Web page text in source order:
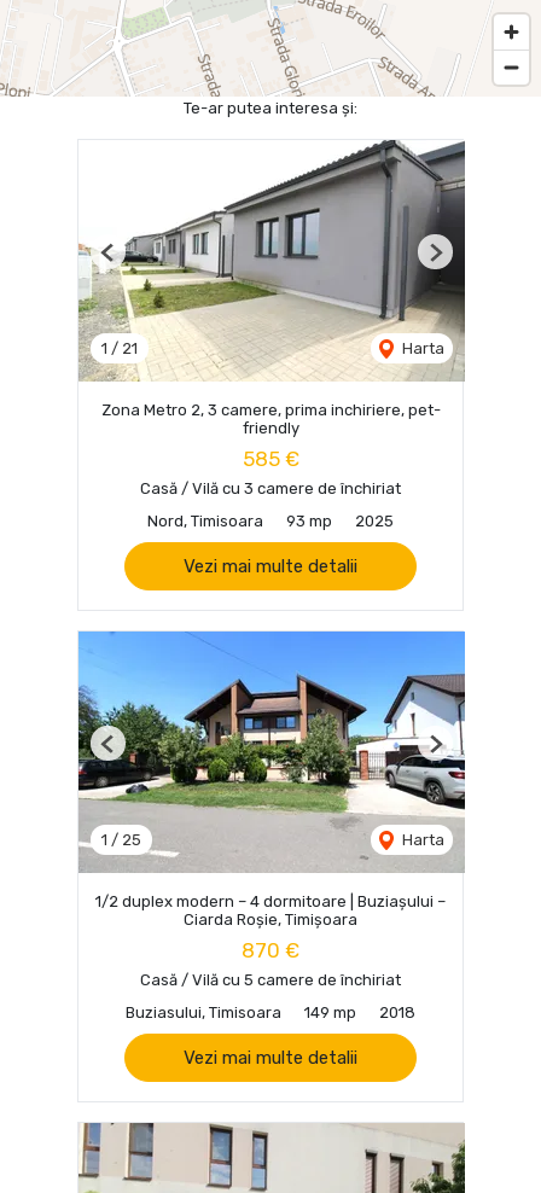
Te-ar putea interesa și:
1 / 21 Harta
Previous Next
Zona Metro 2, 3 camere, prima inchiriere, pet-
friendly
585 €
Casă / Vilă cu 3 camere de închiriat
Nord, Timisoara
93 mp 2025
Vezi mai multe detalii
1 / 25 Harta
Previous Next
1/2 duplex modern – 4 dormitoare | Buziașului –
Ciarda Roșie, Timișoara
870 €
Casă / Vilă cu 5 camere de închiriat
Buziasului, Timisoara
149 mp 2018
Vezi mai multe detalii